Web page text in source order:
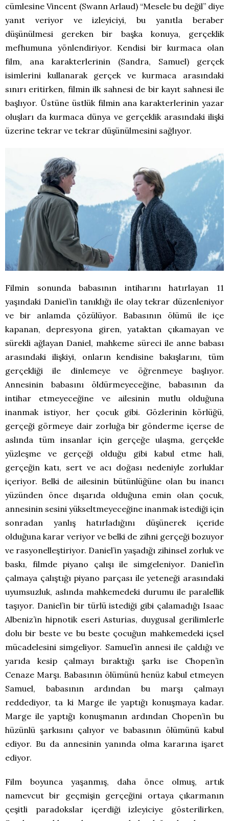
cümlesine Vincent (Swann Arlaud) “Mesele bu değil” diye
yanıt veriyor ve izleyiciyi, bu yanıtla beraber
düşünülmesi gereken bir başka konuya, gerçeklik
mefhumuna yönlendiriyor. Kendisi bir kurmaca olan
film, ana karakterlerinin (Sandra, Samuel) gerçek
isimlerini kullanarak gerçek ve kurmaca arasındaki
sınırı eritirken, filmin ilk sahnesi de bir kayıt sahnesi ile
başlıyor. Üstüne üstlük filmin ana karakterlerinin yazar
oluşları da kurmaca dünya ve gerçeklik arasındaki ilişki
üzerine tekrar ve tekrar düşünülmesini sağlıyor.
Filmin sonunda babasının intiharını hatırlayan 11
yaşındaki Daniel’in tanıklığı ile olay tekrar düzenleniyor
ve bir anlamda çözülüyor. Babasının ölümü ile içe
kapanan, depresyona giren, yataktan çıkamayan ve
sürekli ağlayan Daniel, mahkeme süreci ile anne babası
arasındaki ilişkiyi, onların kendisine bakışlarını, tüm
gerçekliği ile dinlemeye ve öğrenmeye başlıyor.
Annesinin babasını öldürmeyeceğine, babasının da
intihar etmeyeceğine ve ailesinin mutlu olduğuna
inanmak istiyor, her çocuk gibi. Gözlerinin körlüğü,
gerçeği görmeye dair zorluğa bir gönderme içerse de
aslında tüm insanlar için gerçeğe ulaşma, gerçekle
yüzleşme ve gerçeği olduğu gibi kabul etme hali,
gerçeğin katı, sert ve acı doğası nedeniyle zorluklar
içeriyor. Belki de ailesinin bütünlüğüne olan bu inancı
yüzünden önce dışarıda olduğuna emin olan çocuk,
annesinin sesini yükseltmeyeceğine inanmak istediği için
sonradan yanlış hatırladığını düşünerek içeride
olduğuna karar veriyor ve belki de zihni gerçeği bozuyor
ve rasyonelleştiriyor. Daniel’in yaşadığı zihinsel zorluk ve
baskı, filmde piyano çalışı ile simgeleniyor. Daniel’in
çalmaya çalıştığı piyano parçası ile yeteneği arasındaki
uyumsuzluk, aslında mahkemedeki durumu ile paralellik
taşıyor. Daniel’in bir türlü istediği gibi çalamadığı Isaac
Albeniz’in hipnotik eseri Asturias, duygusal gerilimlerle
dolu bir beste ve bu beste çocuğun mahkemedeki içsel
mücadelesini simgeliyor. Samuel’in annesi ile çaldığı ve
yarıda kesip çalmayı bıraktığı şarkı ise Chopen’in
Cenaze Marşı. Babasının ölümünü henüz kabul etmeyen
Samuel, babasının ardından bu marşı çalmayı
reddediyor, ta ki Marge ile yaptığı konuşmaya kadar.
Marge ile yaptığı konuşmanın ardından Chopen’in bu
hüzünlü şarkısını çalıyor ve babasının ölümünü kabul
ediyor. Bu da annesinin yanında olma kararına işaret
ediyor.
Film boyunca yaşanmış, daha önce olmuş, artık
namevcut bir geçmişin gerçeğini ortaya çıkarmanın
çeşitli paradokslar içerdiği izleyiciye gösterilirken,